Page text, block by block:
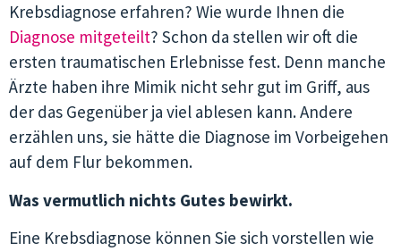
Krebsdiagnose erfahren? Wie wurde Ihnen die
Diagnose mitgeteilt? Schon da stellen wir oft die
ersten traumatischen Erlebnisse fest. Denn manche
Ärzte haben ihre Mimik nicht sehr gut im Griff, aus
der das Gegenüber ja viel ablesen kann. Andere
erzählen uns, sie hätte die Diagnose im Vorbeigehen
auf dem Flur bekommen.
Was vermutlich nichts Gutes bewirkt.
Eine Krebsdiagnose können Sie sich vorstellen wie